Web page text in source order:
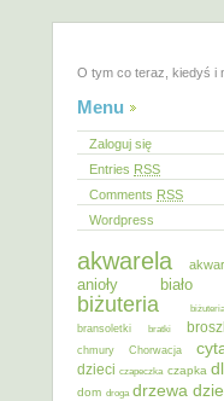
O tym co teraz, kiedyś i
Menu
Zaloguj się
Entries RSS
Comments RSS
Wordpress
akwarela
anioły biało
biżuteria
bransoletki
bratki
chmury Chorwacja
dzieci czapeczka czapka
dom droga drzewa